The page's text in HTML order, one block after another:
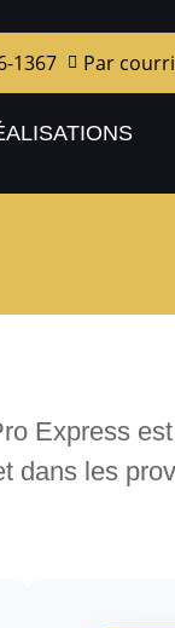
1367 Par
Express
dans les